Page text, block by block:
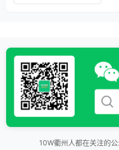
10W衢州人都在关注的